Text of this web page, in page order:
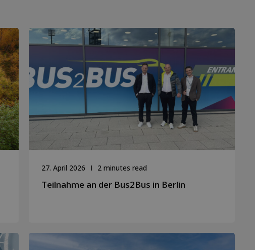
27. April 2026 2 minutes read
Teilnahme an der Bus2Bus in Berlin